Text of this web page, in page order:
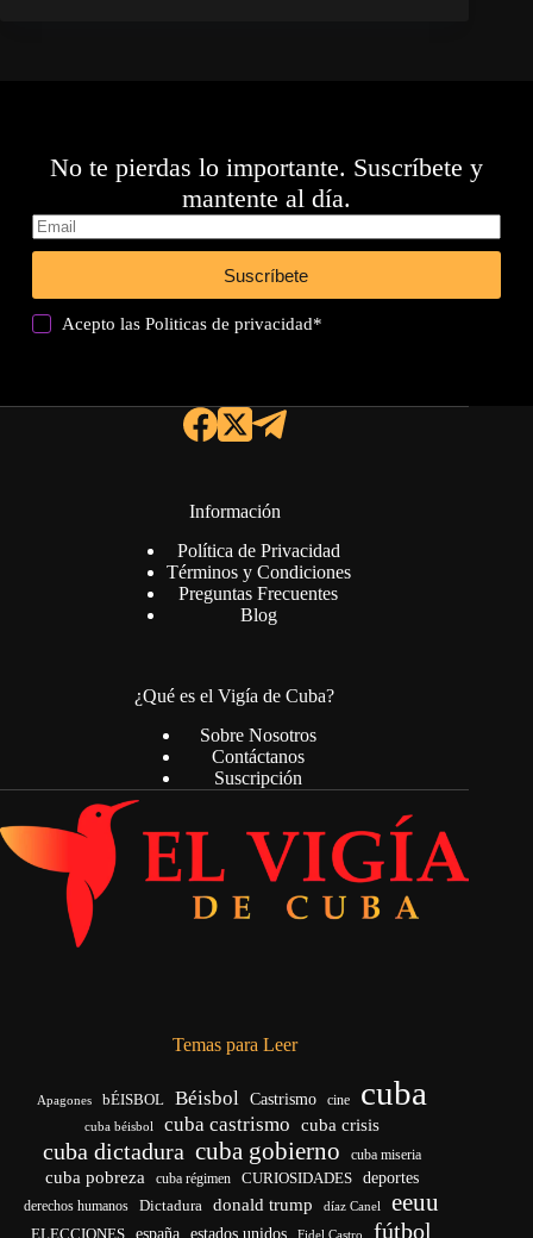
No te pierdas lo importante. Suscríbete y
mantente al día.
Suscríbete
Acepto lasPoliticas de privacidad*
Información
Política de Privacidad
Términos y Condiciones
Preguntas Frecuentes
Blog
¿Qué es el Vigía de Cuba?
Sobre Nosotros
Contáctanos
Suscripción
Temas para Leer
Apagones bÉISBOL Béisbol Castrismo cine cuba
cuba béisbol cuba castrismo cuba crisis
cuba dictadura cuba gobierno cuba miseria
cuba pobreza cuba régimen CURIOSIDADES deportes
derechos humanos Dictadura donald trump díaz Canel eeuu
ELECCIONES españa estados unidos Fidel Castro fútbol